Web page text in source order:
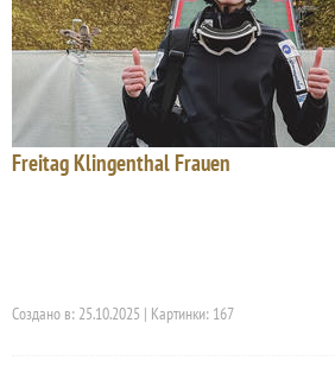
Freitag Klingenthal Frauen
Создано в: 25.10.2025 | Картинки: 167